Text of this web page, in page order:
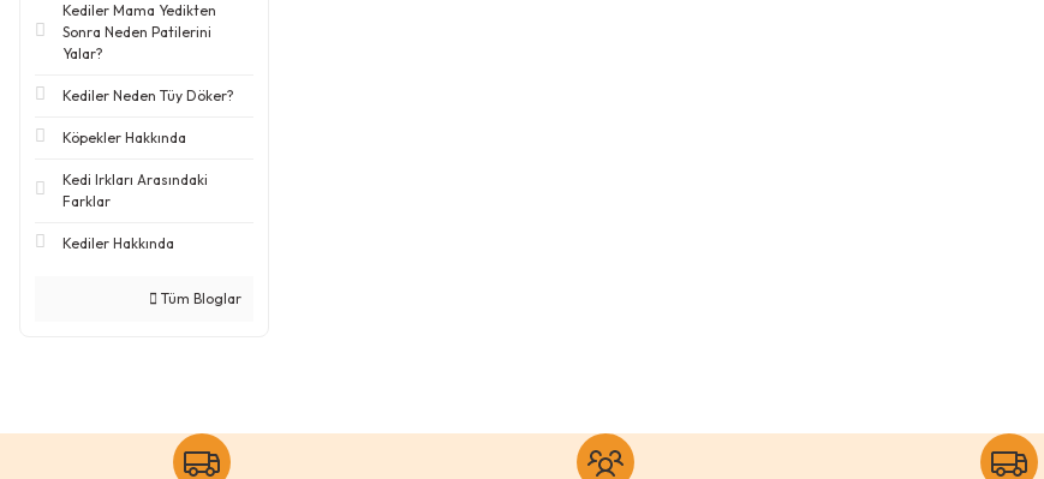
Kediler Mama Yedikten
Sonra Neden Patilerini
Yalar?
Kediler Neden Tüy Döker?
Köpekler Hakkında
Kedi Irkları Arasındaki
Farklar
Kediler Hakkında
Tüm Bloglar